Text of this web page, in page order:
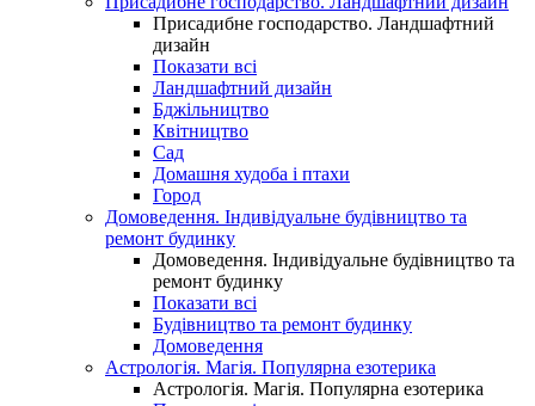
Присадибне господарство. Ландшафтний
дизайн
Показати всі
Ландшафтний дизайн
Бджільництво
Квітництво
Сад
Домашня худоба і птахи
Город
Домоведення. Індивідуальне будівництво та
ремонт будинку
Домоведення. Індивідуальне будівництво та
ремонт будинку
Показати всі
Будівництво та ремонт будинку
Домоведення
Астрологія. Магія. Популярна езотерика
Астрологія. Магія. Популярна езотерика